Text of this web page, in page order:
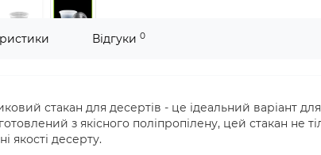
Відгуки 0
стакан для десертів - це ідеальний варіант
з якісного поліпропілену, цей стакан не
якості десерту.